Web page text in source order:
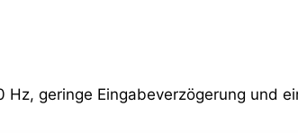
geringe Eingabeverzögerung und